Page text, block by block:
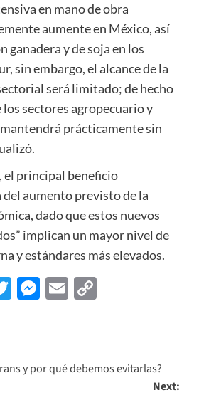
en mano de obra
aumente en México, así
ganadera y de soja en los
sin embargo, el alcance de la
será limitado; de hecho
sectores agropecuario y
prácticamente sin
el principal beneficio
aumento previsto de la
dado que estos nuevos
implican un mayor nivel de
y estándares más elevados.
Twitter
Messenger
EmailCopy
y por qué debemos evitarlas?
Next: